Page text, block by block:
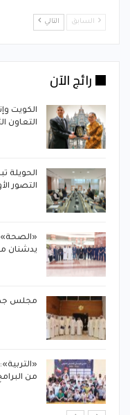
السابق التالي
رائج الآن
الكويت
التعاون
الحويلة
التصور
«الصحة»
يدشنان
مجلس
من